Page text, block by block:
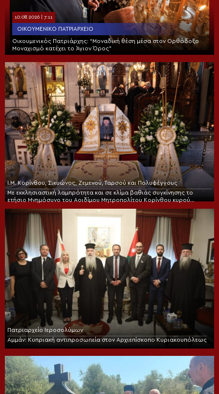
10.08.2026 | 7:11
ΟΙΚΟΥΜΕΝΙΚΌ ΠΑΤΡΙΑΡΧΕΊΟ
Οικουμενικός Πατριάρχης: “Μοναδική θέση μέσα στον Ορθόδοξο
Μοναχισμό κατέχει το Άγιον Όρος”
Ι.Μ. Κορίνθου, Σικυώνος, Ζεμενού, Ταρσού και Πολυφέγγους
Με εκκλησιαστική λαμπρότητα και σε κλίμα βαθιάς συγκίνησης το
ετήσιο Μνημόσυνο του Αοιδίμου Μητροπολίτου Κορίνθου κυρού
Πατριαρχείο Ιεροσολύμων
Αμμάν: Κυπριακή αντιπροσωπεία στον Αρχιεπίσκοπο Κυριακουπόλεως